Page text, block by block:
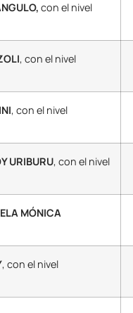
con el nivel
, con el nivel
, con el nivel
URIBURU, con el nivel
MÓNICA
, con el nivel